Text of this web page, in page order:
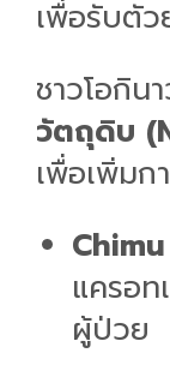
เพื่อรับตัว
ชาวโอกิน
วัตถุดิบ
เพื่อเพิ่มก
แครอท
ผู้ป่วย